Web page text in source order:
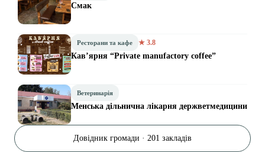
Смак
Ресторани та кафе ★ 3.8
Кав’ярня “Private manufactory coffee”
Ветеринарія
Менська дільнична лікарня держветмедицини
Довідник громади · 201 закладів